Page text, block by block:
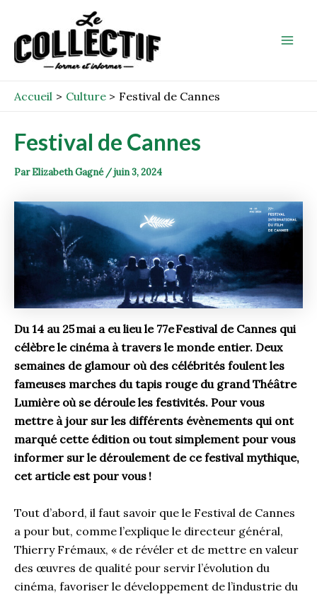
contenu
Accueil Culture Festival de Cannes
Festival de Cannes
ParElizabeth Gagné /juin 3, 2024
Du 14 au 25 mai a eu lieu le 77e Festival de Cannes qui
célèbre le cinéma à travers le monde entier. Deux
semaines de glamour où des célébrités foulent les
fameuses marches du tapis rouge du grand Théâtre
Lumière où se déroule les festivités. Pour vous
mettre à jour sur les différents évènements qui ont
marqué cette édition ou tout simplement pour vous
informer sur le déroulement de ce festival mythique,
cet article est pour vous !
Tout d’abord, il faut savoir que le Festival de Cannes
a pour but, comme l’explique le directeur général,
Thierry Frémaux, « de révéler et de mettre en valeur
des œuvres de qualité pour servir l’évolution du
cinéma, favoriser le développement de l’industrie du
navigation